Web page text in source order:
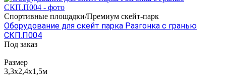
Спортивные площадки/Премиум скейт-парк
Оборудование для скейт парка Разгонка с гранью
СКП.П004
Под заказ
Размер
3,3х2,4х1,5м